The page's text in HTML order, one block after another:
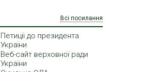
Всі посилання
Петиції до президента
України
Веб-сайт верховної ради
України